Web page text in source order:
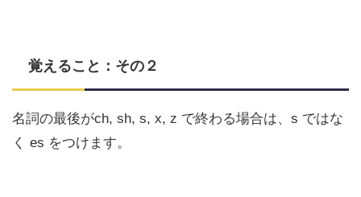
覚えること：その２
名詞の最後がch, sh, s, x, z で終わる場合は、s ではな
く es をつけます。